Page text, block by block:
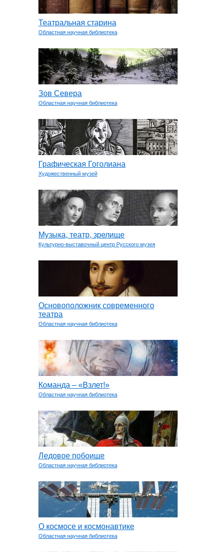
Театральная старина
Областная научная библиотека
Зов Севера
Областная научная библиотека
Графическая Гоголиана
Художественный музей
Музыка, театр, зрелище
Культурно-выставочный центр Русского музея
Основоположник современного
театра
Областная научная библиотека
Команда – «Взлет!»
Областная научная библиотека
Ледовое побоище
Областная научная библиотека
О космосе и космонавтике
Областная научная библиотека